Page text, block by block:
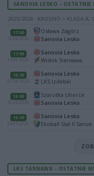
SANOVIA LESKO - OSTATNIE
2025/2026 · KROSNO > KLASA A,
17:00
Osława Zagórz
Sanovia Lesko
17:00
Sanovia Lesko
Wisłok Sieniawa
16:30
07.06.2026
Sanovia Lesko
LKS Izdebki
16:00
Szarotka Uherce
Sanovia Lesko
16:30
24.05.2026
Sanovia Lesko
Ekoball Stal II Sanok
LKS TARNAWA - OSTATNIE